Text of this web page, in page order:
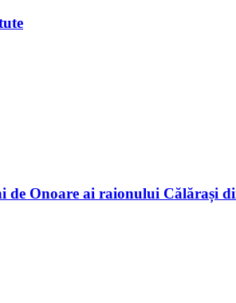
de Onoare ai raionului Călărași